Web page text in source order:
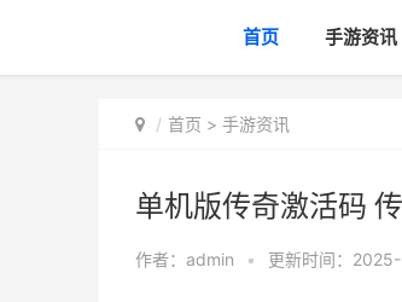
首页 手游资讯
首页 > 手游资讯
单机版传奇激活码
作者： admin • 更新时间：